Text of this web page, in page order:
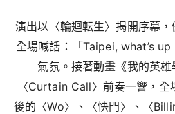
演出以〈輪迴転生〉揭開序幕
全場喊話：「Taipei, what’s
氣氛。接著動畫《我的英
〈Curtain Call〉前奏一響，
後的〈Wo〉、〈快門〉、〈